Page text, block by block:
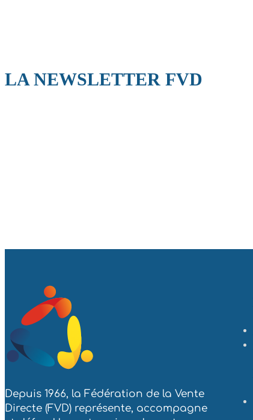
LA NEWSLETTER FVD
Depuis 1966, la Fédération de la Vente
Directe (FVD) représente, accompagne